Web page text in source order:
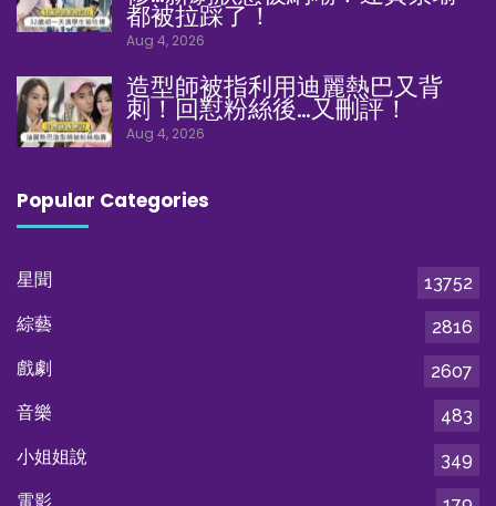
都被拉踩了！
Aug 4, 2026
造型師被指利用迪麗熱巴又背
刺！回懟粉絲後…又刪評！
Aug 4, 2026
Popular Categories
星聞
13752
綜藝
2816
戲劇
2607
音樂
483
小姐姐說
349
電影